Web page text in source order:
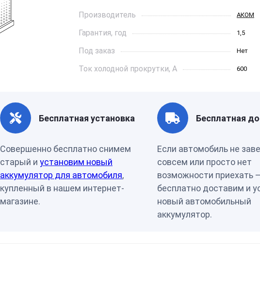
Производитель АКОМ
Гарантия, год 1,5
Под заказ Нет
Ток холодной прокрутки, A 600
Производитель РОССИЯ
Бесплатная установка
Совершенно бесплатно снимем
старый и установим новый
аккумулятор для автомобиля,
купленный в нашем интернет-
магазине.
Бесплатная
Если автомобиль не
совсем или просто нет
возможности приехать
бесплатно доставим и
новый автомобильный
аккумулятор.